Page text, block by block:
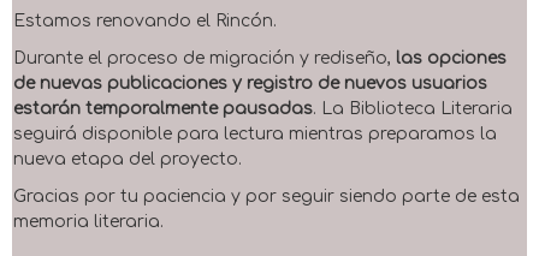
Estamos renovando el Rincón.
Durante el proceso de migración y rediseño, las opciones
de nuevas publicaciones y registro de nuevos usuarios
estarán temporalmente pausadas. La Biblioteca Literaria
seguirá disponible para lectura mientras preparamos la
nueva etapa del proyecto.
Gracias por tu paciencia y por seguir siendo parte de esta
memoria literaria.